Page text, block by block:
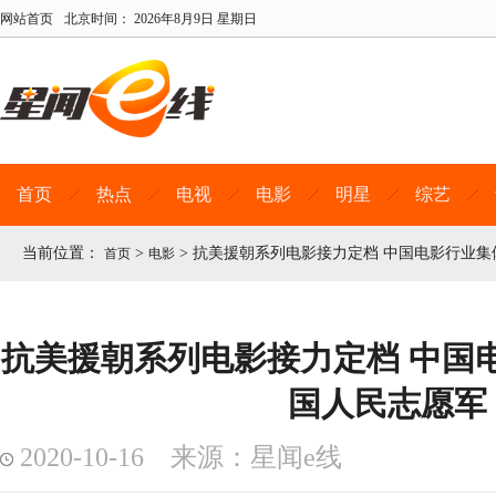
网站首页 北京时间： 2026年8月9日 星期日
首页 热点 电视 电影 明星 综艺
当前位置： 首页 > 电影 > 抗美援朝系列电影接力定档 中国电影行业
抗美援朝系列电影接力定档 中国
国人民志愿军
2020-10-16 来源：星闻e线